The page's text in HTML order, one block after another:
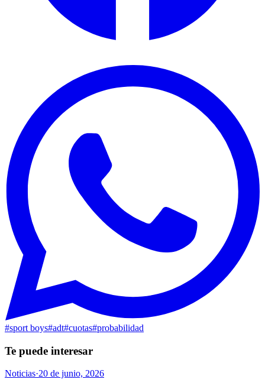
#sport boys#adt#cuotas#probabilidad
Te puede interesar
Noticias·20 de junio, 2026